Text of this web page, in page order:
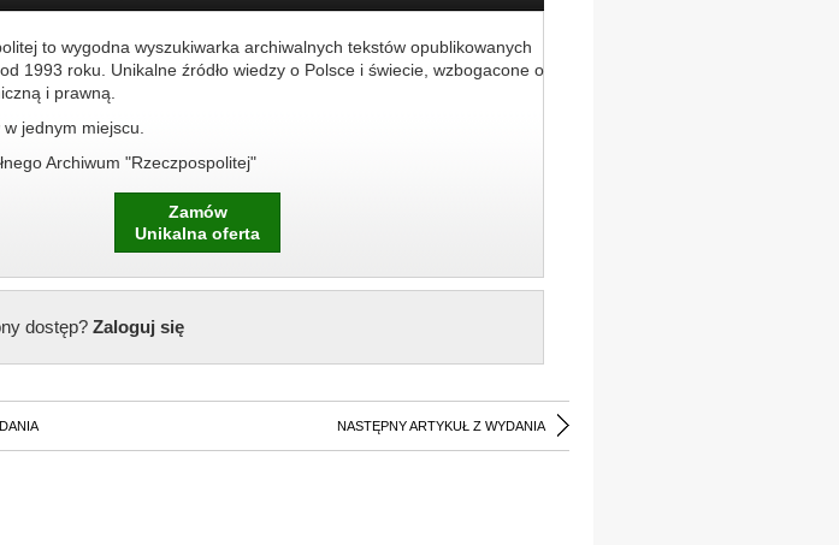
to wygodna wyszukiwarka archiwalnych tekstów opublikowanych
1993 roku. Unikalne źródło wiedzy o Polsce i świecie, wzbogacone o
i prawną.
jednym miejscu.
Archiwum "Rzeczpospolitej"
Zamów
Unikalna oferta
dostęp?Zaloguj się
NASTĘPNY ARTYKUŁ Z WYDANIA